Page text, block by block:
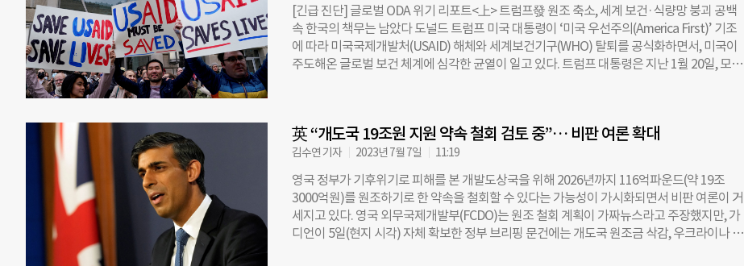
한을 위임한다고 밝혔다. 새 조직은 약 200명 규모로 전 세계 12개 거점에서 운영되며 연간 약
54억 달러(한화 약 8조1500억 원) 예산으로 ‘생명 구호’ 중심 지원에 집중할 예정이다. 앞서
트럼프 행정부는 2025년 미국 국제개발처(USAID)를 해체하고 관련 기능을 국무부로 통합했
다. 기존 USAID는 연간 약 400억 달러(한화 약 60조 원) 규모의 개발·인도주의 사업을 수행해
된 문제라면 더욱 그렇다”고 전했다. 이어 “우리는 세계의 경찰도, 사회안전망도 아니다”라며
“동맹국과
[긴급 진단] 글로벌 ODA 위기 리포트<上> 트럼프發 원조 축소, 세계 보건·식량망 붕괴 공백
속 한국의 책무는 남았다 도널드 트럼프 미국 대통령이 ‘미국 우선주의(America First)’ 기조
에 따라 미국국제개발처(USAID) 해체와 세계보건기구(WHO) 탈퇴를 공식화하면서, 미국이
주도해온 글로벌 보건 체계에 심각한 균열이 일고 있다. 트럼프 대통령은 지난 1월 20일, 모든
명에서 300명 수준으로 대폭 감축된다. 문제는 그 여파다. 미국은 국제 보건개발 분야 최대 기
여국이다. 보건 전문 비영리기관 카이저패밀리재단(KFF)에 따르면, 2023년 기준 전 세계 보
건개발원조의 42%를 미국이 담당했다. PEPFAR(에이즈구호비상계획), 글로벌펀드, 말라리
아 이니셔티브 등은 미국의 지원을 기반으로 운영돼왔다. USAID 활동은 2000년 이후 5800
만 명의 결핵 사망과 2500만 명의 에이즈 사망, 1100만 명의 말라리아 사망을 막았다는 평가
도 있다. 마르코 루비오 미국 국무장관은 “USAID 때문에 죽은 사람은 없다”고 말했지만, 전문
가들은 그 발언과 무관하게 피해는 현실이 되고 있다고 지적한다. 브룩 니콜스 브라운대 보건
英 “개도국 19조원 지원 약속 철회 검토 중”… 비판 여론 확대
김수연 기자 2023년 7월 7일 11:19
영국 정부가 기후위기로 피해를 본 개발도상국을 위해 2026년까지 116억파운드(약 19조
3000억원)를 원조하기로 한 약속을 철회할 수 있다는 가능성이 가시화되면서 비판 여론이 거
세지고 있다. 영국 외무국제개발부(FCDO)는 원조 철회 계획이 가짜뉴스라고 주장했지만, 가
디언이 5일(현지 시각) 자체 확보한 정부 브리핑 문건에는 개도국 원조금 삭감, 우크라이나 구